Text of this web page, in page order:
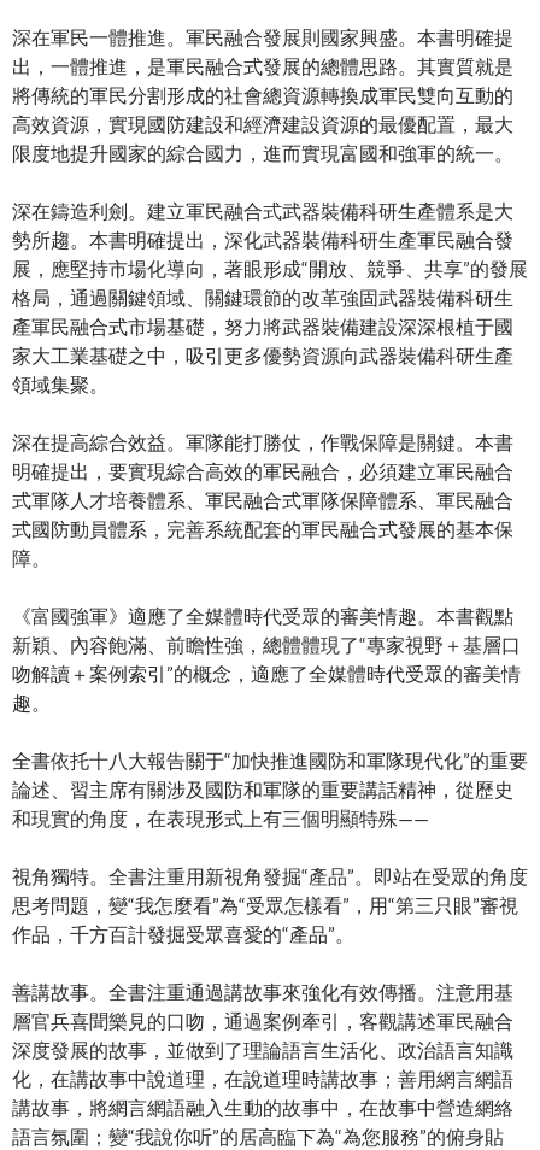
深在軍民一體推進。軍民融合發展則國家興盛。本書明確提
出，一體推進，是軍民融合式發展的總體思路。其實質就是
將傳統的軍民分割形成的社會總資源轉換成軍民雙向互動的
高效資源，實現國防建設和經濟建設資源的最優配置，最大
限度地提升國家的綜合國力，進而實現富國和強軍的統一。
深在鑄造利劍。建立軍民融合式武器裝備科研生產體系是大
勢所趨。本書明確提出，深化武器裝備科研生產軍民融合發
展，應堅持市場化導向，著眼形成“開放、競爭、共享”的發展
格局，通過關鍵領域、關鍵環節的改革強固武器裝備科研生
產軍民融合式市場基礎，努力將武器裝備建設深深根植于國
家大工業基礎之中，吸引更多優勢資源向武器裝備科研生產
領域集聚。
深在提高綜合效益。軍隊能打勝仗，作戰保障是關鍵。本書
明確提出，要實現綜合高效的軍民融合，必須建立軍民融合
式軍隊人才培養體系、軍民融合式軍隊保障體系、軍民融合
式國防動員體系，完善系統配套的軍民融合式發展的基本保
障。
《富國強軍》適應了全媒體時代受眾的審美情趣。本書觀點
新穎、內容飽滿、前瞻性強，總體體現了“專家視野＋基層口
吻解讀＋案例索引”的概念，適應了全媒體時代受眾的審美情
趣。
全書依托十八大報告關于“加快推進國防和軍隊現代化”的重要
論述、習主席有關涉及國防和軍隊的重要講話精神，從歷史
和現實的角度，在表現形式上有三個明顯特殊——
視角獨特。全書注重用新視角發掘“產品”。即站在受眾的角度
思考問題，變“我怎麼看”為“受眾怎樣看”，用“第三只眼”審視
作品，千方百計發掘受眾喜愛的“產品”。
善講故事。全書注重通過講故事來強化有效傳播。注意用基
層官兵喜聞樂見的口吻，通過案例牽引，客觀講述軍民融合
深度發展的故事，並做到了理論語言生活化、政治語言知識
化，在講故事中說道理，在說道理時講故事；善用網言網語
講故事，將網言網語融入生動的故事中，在故事中營造網絡
語言氛圍；變“我說你听”的居高臨下為“為您服務”的俯身貼